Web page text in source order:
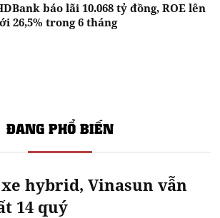
báo lãi 10.068 tỷ đồng, ROE lên
26,5% trong 6 tháng
ĐANG PHỔ BIẾN
hybrid, Vinasun vẫn
14 quý